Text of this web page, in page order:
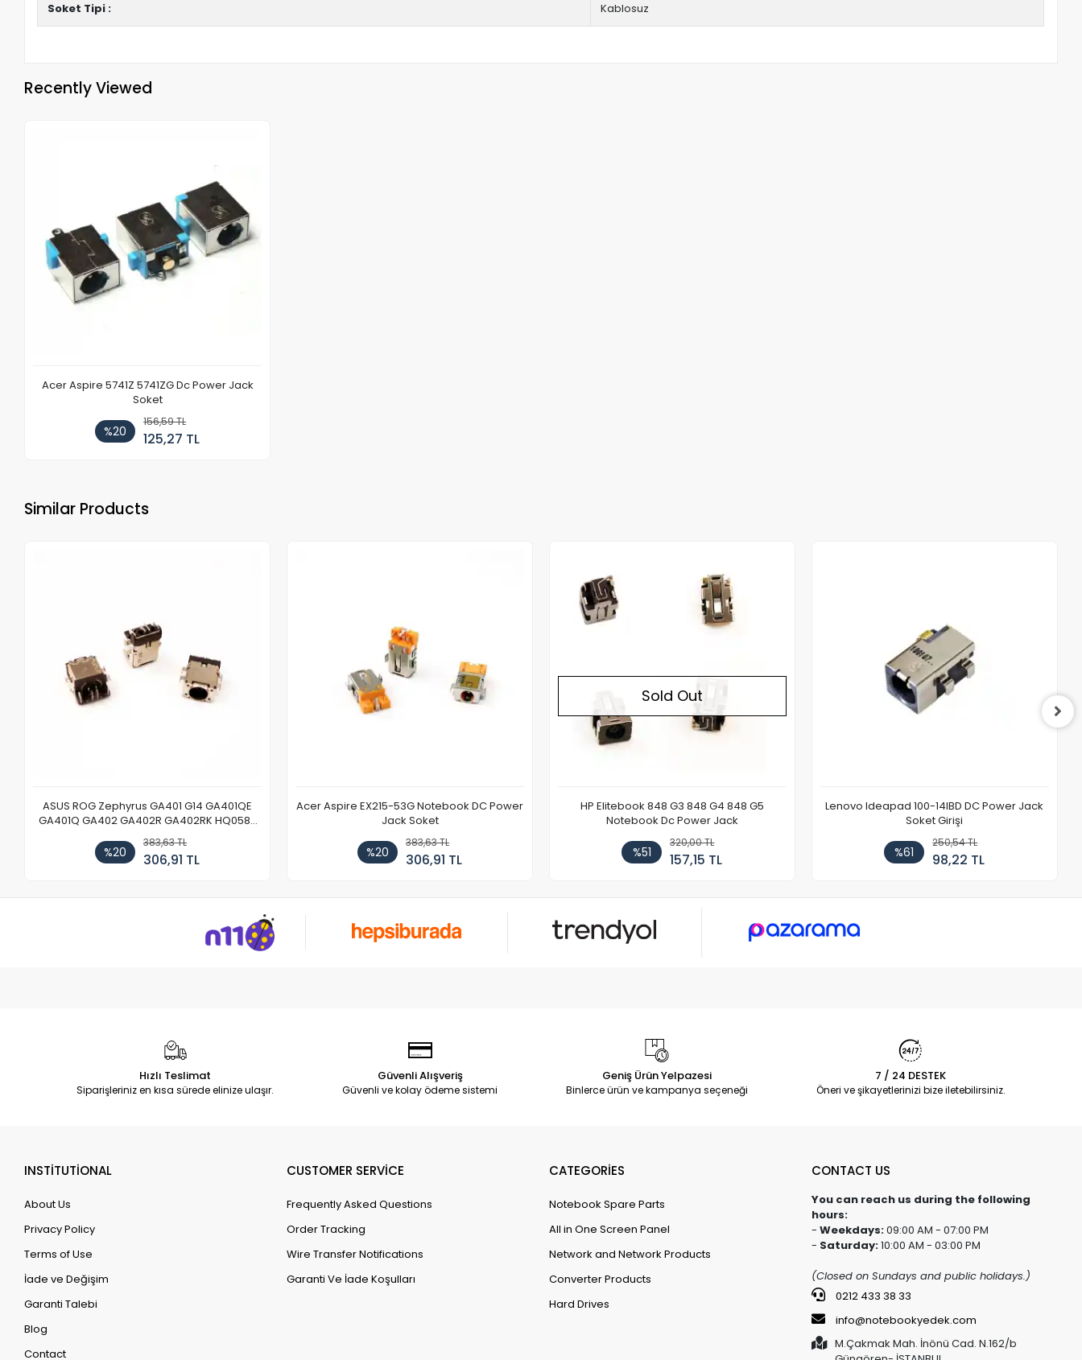
Soket Tipi : Kablosuz
Recently Viewed
Acer Aspire 5741Z 5741ZG Dc Power Jack
Soket
%20
156,59 TL
125,27 TL
Similar Products
ASUS ROG Zephyrus GA401 G14 GA401QE
GA401Q GA402 GA402R GA402RK HQ058T
GA503QR GA503QS GA503QM GA503QE
GX650 Notebook DC Power Jack Soketi
%20
383,63 TL
306,91 TL
Acer Aspire EX215-53G Notebook DC Power
Jack Soket
%20
383,63 TL
306,91 TL
Sold Out
HP Elitebook 848 G3 848 G4 848 G5
Notebook Dc Power Jack
%51
320,00 TL
157,15 TL
Lenovo Ideapad 100-14IBD DC Power Jack
Soket Girişi
%61
250,54 TL
98,22 TL
Hızlı Teslimat
Siparişleriniz en kısa sürede elinize ulaşır.
Güvenli Alışveriş
Güvenli ve kolay ödeme sistemi
Geniş Ürün Yelpazesi
Binlerce ürün ve kampanya seçeneği
7 / 24 DESTEK
Öneri ve şikayetlerinizi bize iletebilirsiniz.
INSTİTUTİONAL
About Us
Privacy Policy
Terms of Use
İade ve Değişim
Garanti Talebi
Blog
Contact
CUSTOMER SERVİCE
Frequently Asked Questions
Order Tracking
Wire Transfer Notifications
Garanti Ve İade Koşulları
CATEGORİES
Notebook Spare Parts
All in One Screen Panel
Network and Network Products
Converter Products
Hard Drives
CONTACT US
You can reach us during the following
hours:
- Weekdays:09:00 AM - 07:00 PM
- Saturday:10:00 AM - 03:00 PM
(Closed on Sundays and public holidays.)
0212 433 38 33
info@notebookyedek.com
M.Çakmak Mah. İnönü Cad. N.162/b